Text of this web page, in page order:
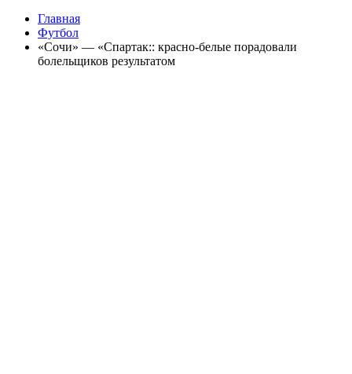
Главная
Футбол
«Сочи» — «Спартак:: красно-белые порадовали
болельщиков результатом